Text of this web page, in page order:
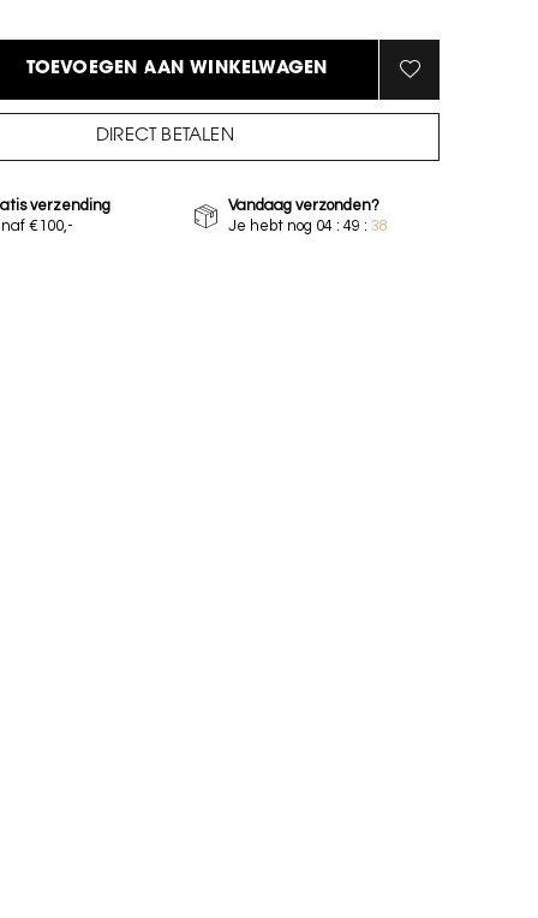
TOEVOEGEN AAN WINKELWAGEN
DIRECT BETALEN
verzending
€100,-
Vandaag verzonden?
Je hebt nog 04 : 49 : 37